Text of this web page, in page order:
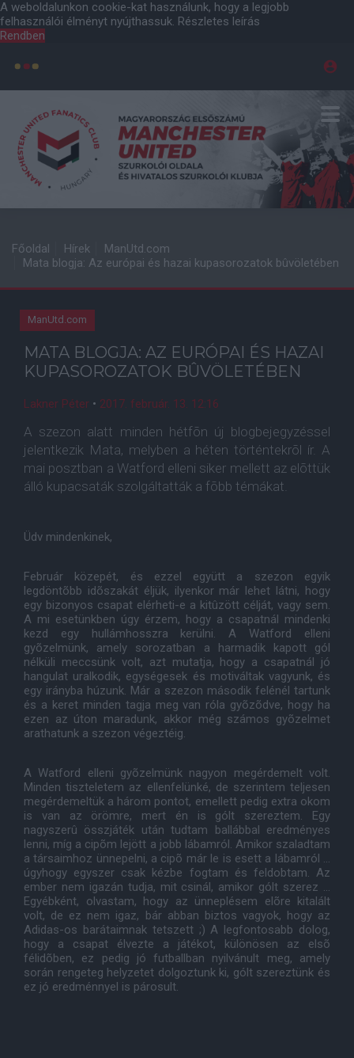
A weboldalunkon cookie-kat használunk, hogy a legjobb
felhasználói élményt nyújthassuk. Részletes leírás
Rendben
Főoldal Hírek
ManUtd.com
Mata blogja: Az európai és hazai kupasorozatok bûvöletében
ManUtd.com
MATA BLOGJA: AZ EURÓPAI ÉS HAZAI
KUPASOROZATOK BÛVÖLETÉBEN
Lakner Péter • 2017. február. 13. 12:16
A szezon alatt minden hétfõn új blogbejegyzéssel
jelentkezik Mata, melyben a héten történtekrõl ír. A
mai posztban a Watford elleni siker mellett az elõttük
álló kupacsaták szolgáltatták a fõbb témákat.
Üdv mindenkinek,
Február közepét, és ezzel együtt a szezon egyik
legdöntõbb idõszakát éljük, ilyenkor már lehet látni, hogy
egy bizonyos csapat elérheti-e a kitûzött célját, vagy sem.
A mi esetünkben úgy érzem, hogy a csapatnál mindenki
kezd egy hullámhosszra kerülni. A Watford elleni
gyõzelmünk, amely sorozatban a harmadik kapott gól
nélküli meccsünk volt, azt mutatja, hogy a csapatnál jó
hangulat uralkodik, egységesek és motiváltak vagyunk, és
egy irányba húzunk. Már a szezon második felénél tartunk
és a keret minden tagja meg van róla gyõzõdve, hogy ha
ezen az úton maradunk, akkor még számos gyõzelmet
arathatunk a szezon végeztéig.
A Watford elleni gyõzelmünk nagyon megérdemelt volt.
Minden tiszteletem az ellenfelünké, de szerintem teljesen
megérdemeltük a három pontot, emellett pedig extra okom
is van az örömre, mert én is gólt szereztem. Egy
nagyszerû összjáték után tudtam ballábbal eredményes
lenni, míg a cipõm lejött a jobb lábamról. Amikor szaladtam
a társaimhoz ünnepelni, a cipõ már le is esett a lábamról ...
úgyhogy egyszer csak kézbe fogtam és feldobtam. Az
ember nem igazán tudja, mit csinál, amikor gólt szerez ...
Egyébként, olvastam, hogy az ünneplésem elõre kitalált
volt, de ez nem igaz, bár abban biztos vagyok, hogy az
Adidas-os barátaimnak tetszett ;) A legfontosabb dolog,
hogy a csapat élvezte a játékot, különösen az elsõ
félidõben, ez pedig jó futballban nyilvánult meg, amely
során rengeteg helyzetet dolgoztunk ki, gólt szereztünk és
ez jó eredménnyel is párosult.